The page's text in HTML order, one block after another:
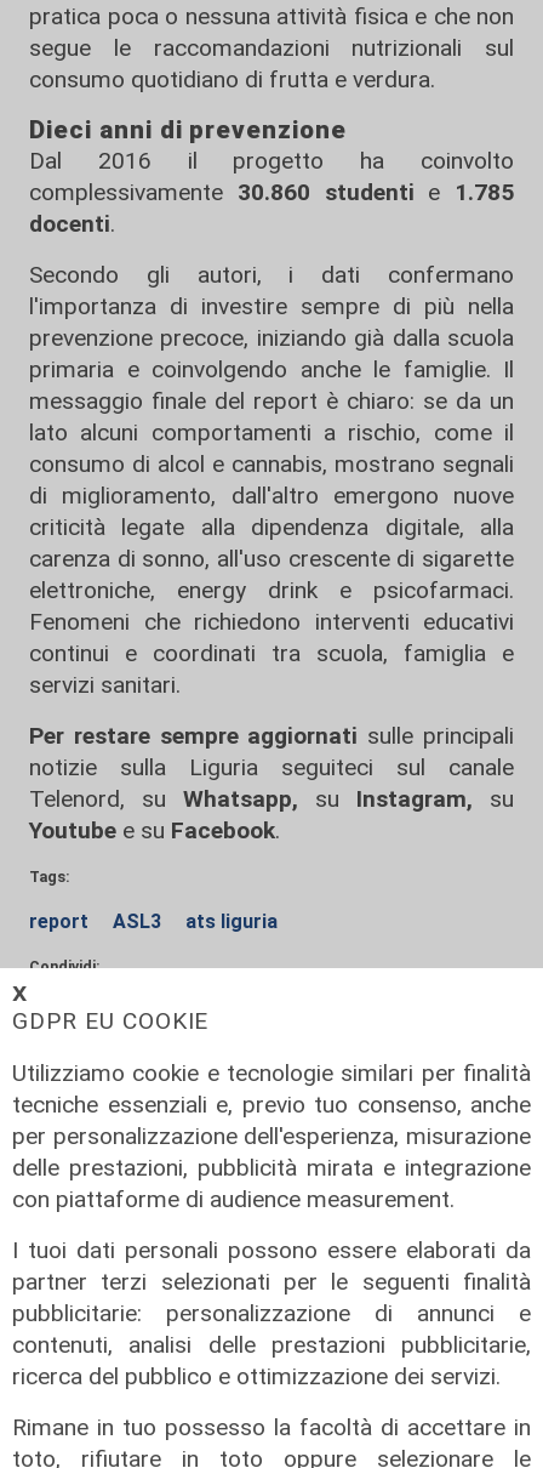
𝗫
GDPR EU COOKIE
Utilizziamo cookie e tecnologie similari per finalità
tecniche essenziali e, previo tuo consenso, anche
per personalizzazione dell'esperienza, misurazione
delle prestazioni, pubblicità mirata e integrazione
con piattaforme di audience measurement.
I tuoi dati personali possono essere elaborati da
partner terzi selezionati per le seguenti finalità
pubblicitarie: personalizzazione di annunci e
contenuti, analisi delle prestazioni pubblicitarie,
ricerca del pubblico e ottimizzazione dei servizi.
Rimane in tuo possesso la facoltà di accettare in
toto, rifiutare in toto oppure selezionare le
pratica poca o nessuna attività fisica e che non
segue le raccomandazioni nutrizionali sul
consumo quotidiano di frutta e verdura.
Dieci anni di prevenzione
Dal 2016 il progetto ha coinvolto
complessivamente 30.860 studenti e 1.785
docenti.
Secondo gli autori, i dati confermano
l'importanza di investire sempre di più nella
prevenzione precoce, iniziando già dalla scuola
primaria e coinvolgendo anche le famiglie. Il
messaggio finale del report è chiaro: se da un
lato alcuni comportamenti a rischio, come il
consumo di alcol e cannabis, mostrano segnali
di miglioramento, dall'altro emergono nuove
criticità legate alla dipendenza digitale, alla
carenza di sonno, all'uso crescente di sigarette
elettroniche, energy drink e psicofarmaci.
Fenomeni che richiedono interventi educativi
continui e coordinati tra scuola, famiglia e
servizi sanitari.
Per restare sempre aggiornati sulle principali
notizie sulla Liguria seguiteci sul canale
Telenord, su
Whatsapp, su Instagram, su
Youtube e su Facebook.
Tags:
report ASL3 ats liguria
Condividi:
ALTRE NOTIZIE